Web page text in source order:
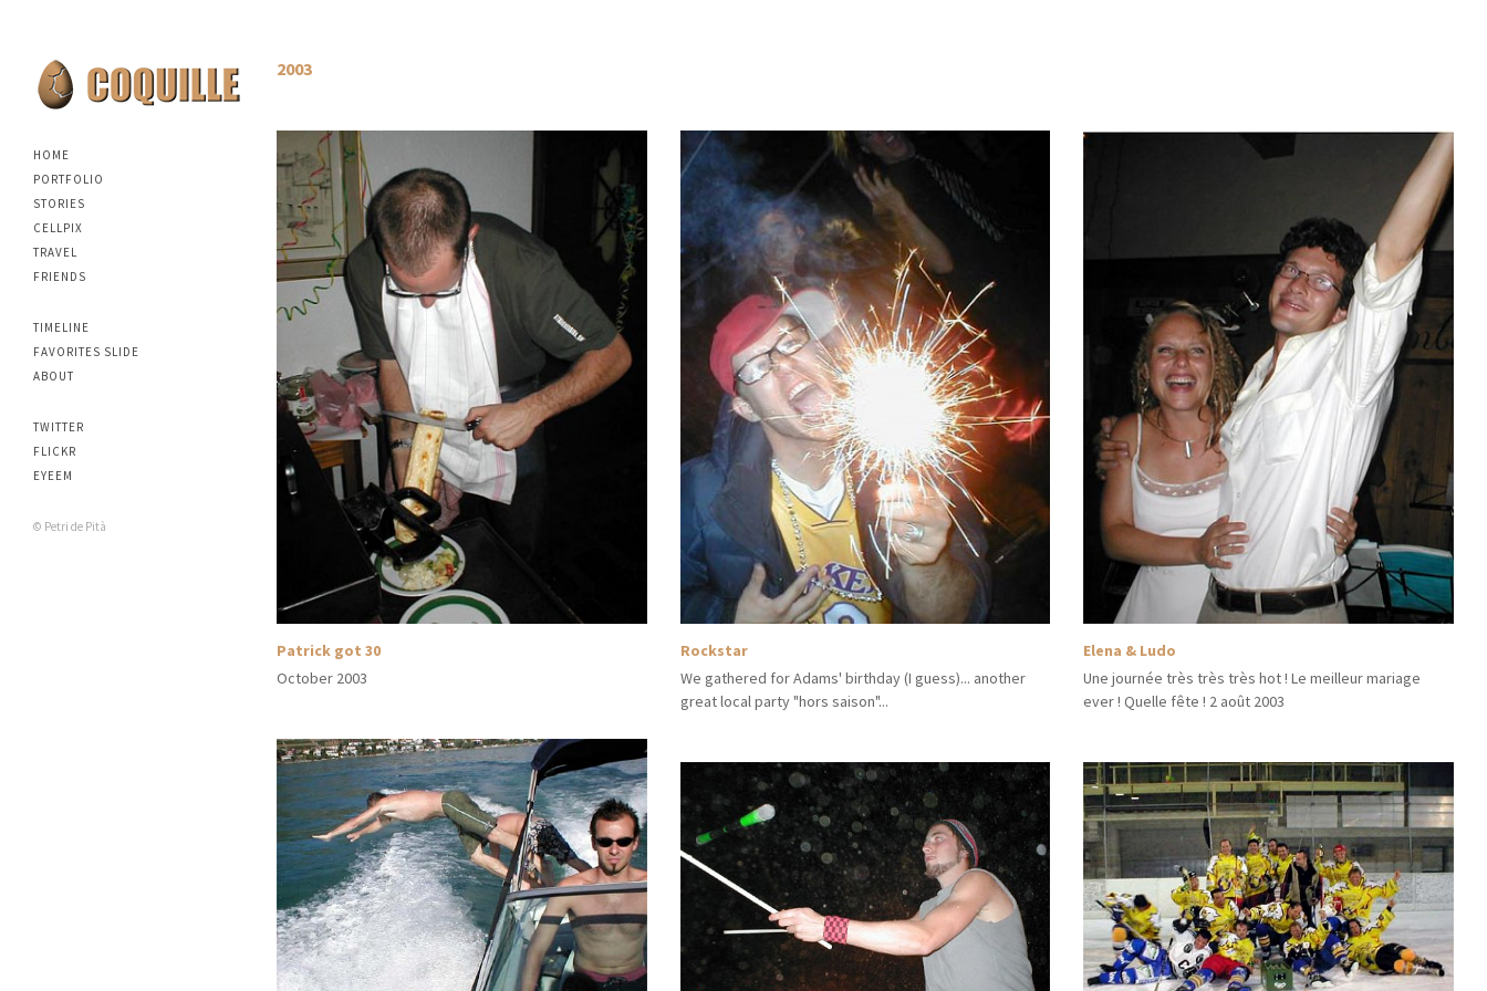
HOME
PORTFOLIO
STORIES
CELLPIX
TRAVEL
FRIENDS
TIMELINE
FAVORITES SLIDE
ABOUT
TWITTER
FLICKR
EYEEM
© Petri de Pità
2003
Patrick got 30
October 2003
Rockstar
We gathered for Adams' birthday (I guess)... another
great local party "hors saison"...
Elena & Ludo
Une journée très très très hot ! Le meilleur mariage
ever ! Quelle fête ! 2 août 2003